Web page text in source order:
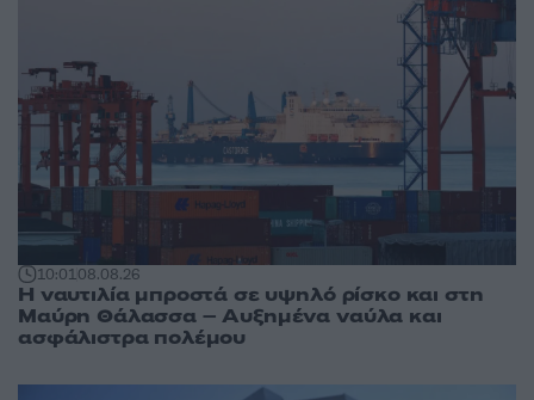
10:0108.08.26
Η ναυτιλία μπροστά σε υψηλό ρίσκο και στη
Μαύρη Θάλασσα – Αυξημένα ναύλα και
ασφάλιστρα πολέμου